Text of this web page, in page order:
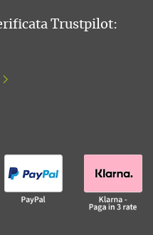
Trustpilot: